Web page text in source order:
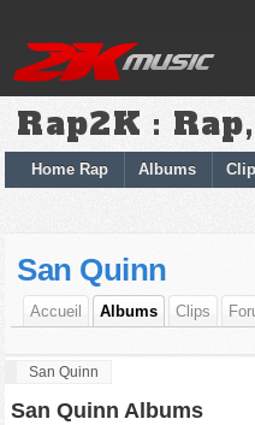
Rap2K :
Home Rap Albums
San Quinn
Accueil Albums Clips
San Quinn
San Quinn Albums